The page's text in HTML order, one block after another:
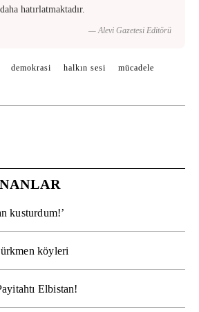
hatırlatmaktadır.
— Alevi Gazetesi Editörü
demokrasi halkın sesi mücadele
kusturdum!’
köyleri
Elbistan!